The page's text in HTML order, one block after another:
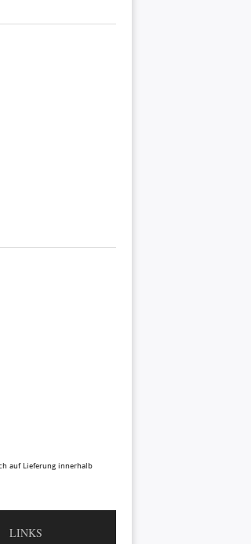
auf Lieferung innerhalb
LINKS